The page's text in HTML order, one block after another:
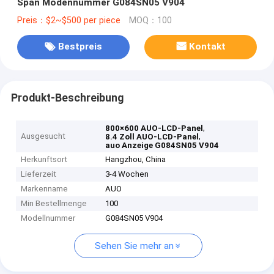
Span Modennummer G084SN05 V904
Preis：$2~$500 per piece MOQ：100
Bestpreis Kontakt
Produkt-Beschreibung
Ausgesucht
800×600 AUO-LCD-Panel,
8.4 Zoll AUO-LCD-Panel,
auo Anzeige G084SN05 V904
Herkunftsort
Hangzhou, China
Lieferzeit
3-4 Wochen
Markenname
AUO
Min Bestellmenge
100
Modellnummer
G084SN05 V904
Sehen Sie mehr an